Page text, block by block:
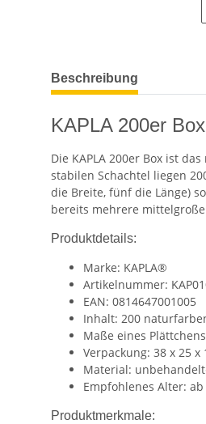
weitere Registerkarten
Beschreibung
KAPLA 200er
Die KAPLA 200er Box ist
stabilen Schachtel liegen
die Breite, fünf die Länge)
bereits mehrere
Produktdetails:
Marke: KAPLA®
Artikelnummer:
EAN: 0814647001005
Inhalt: 200
Maße eines
Verpackung: 38 x 25 x
Material:
Empfohlenes Alter: ab
Produktmerkmale: